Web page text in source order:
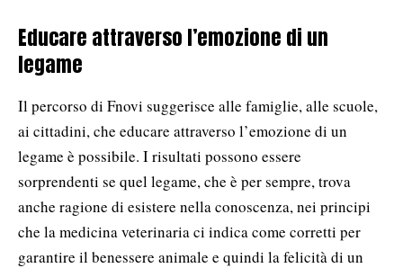
Educare attraverso l’emozione di un
legame
Il percorso di Fnovi suggerisce alle famiglie, alle scuole,
ai cittadini, che educare attraverso l’emozione di un
legame è possibile. I risultati possono essere
sorprendenti se quel legame, che è per sempre, trova
anche ragione di esistere nella conoscenza, nei principi
che la medicina veterinaria ci indica come corretti per
garantire il benessere animale e quindi la felicità di un